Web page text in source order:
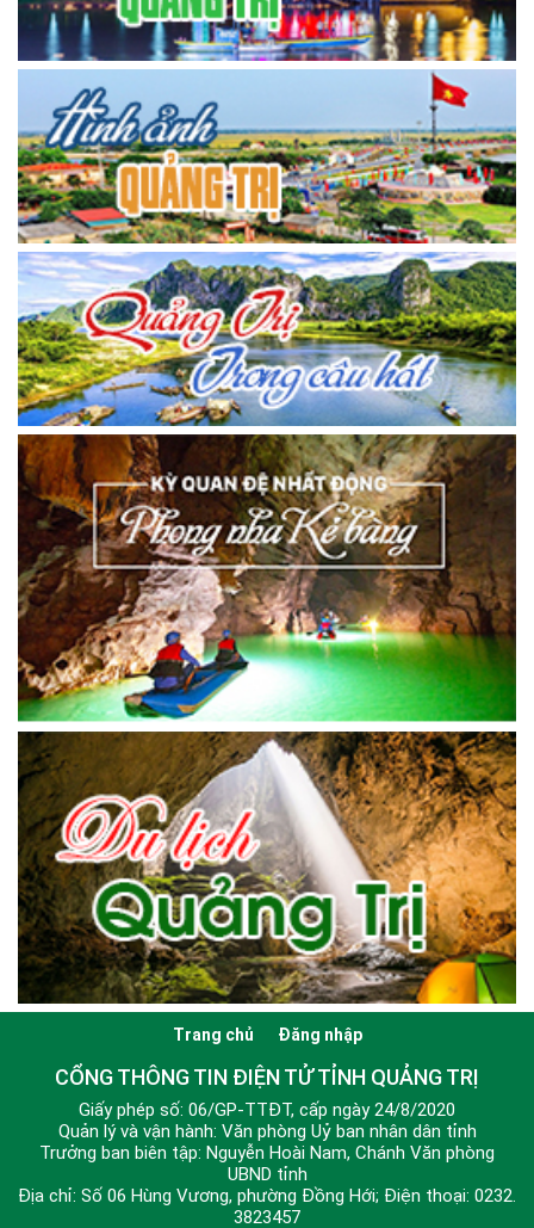
Trang chủ Đăng nhập
CỔNG THÔNG TIN ĐIỆN TỬ TỈNH QUẢNG TRỊ
Giấy phép số: 06/GP-TTĐT, cấp ngày 24/8/2020
Quản lý và vận hành: Văn phòng Uỷ ban nhân dân tỉnh
Trưởng ban biên tập: Nguyễn Hoài Nam, Chánh Văn phòng
UBND tỉnh
Địa chỉ: Số 06 Hùng Vương, phường Đồng Hới; Điện thoại: 0232.
3823457